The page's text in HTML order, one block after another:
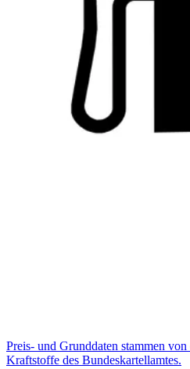
Preis- und Grunddaten stammen
Kraftstoffe des Bundeskartellamtes.